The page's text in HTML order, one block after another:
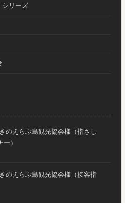
シリーズ
のえらぶ島観光協会様（指さし
）
のえらぶ島観光協会様（接客指